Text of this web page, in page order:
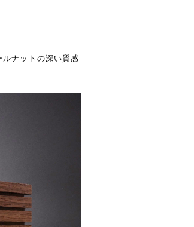
ナットの深い質感